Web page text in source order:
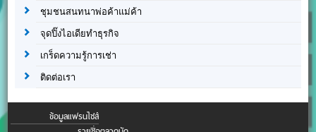
ชุมชนสนทนาพ่อค้าแม่ค้า
จุดปิ๊งไอเดียทำธุรกิจ
เกร็ดความรู้การเช่า
ติดต่อเรา
ข้อมูลแฟรนไชส์